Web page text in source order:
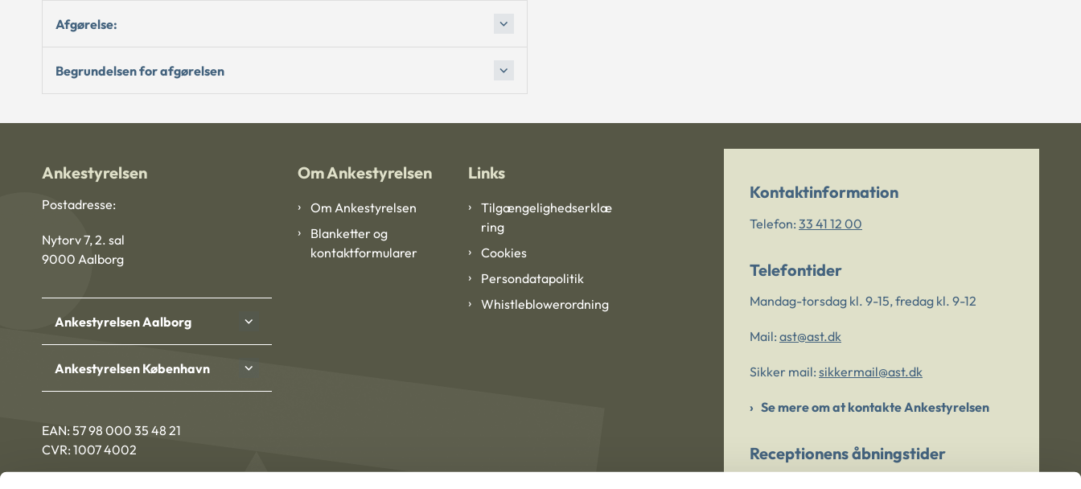
Afgørelse:
Begrundelsen for afgørelsen
Ankestyrelsen
Postadresse:
Nytorv 7, 2. sal
9000 Aalborg
Ankestyrelsen Aalborg
Ankestyrelsen København
EAN: 57 98 000 35 48 21
CVR: 1007 4002
Om Ankestyrelsen
Om Ankestyrelsen
Blanketter og
kontaktformularer
Links
Tilgængelighedserklæ
ring
Cookies
Persondatapolitik
Whistleblowerordning
Kontaktinformation
Telefon: 33 41 12 00
Telefontider
Mandag-torsdag kl. 9-15, fredag kl. 9-12
Mail: ast@ast.dk
Sikker mail: sikkermail@ast.dk
Se mere om at kontakte Ankestyrelsen
Receptionens åbningstider